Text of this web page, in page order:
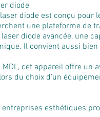
diode
diode est conçu
une plateforme de
diode avancée, une
Il convient aussi
cet appareil offre
du choix d’un
esthétiques